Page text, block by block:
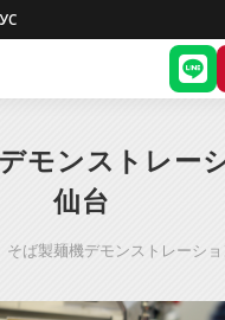
モンストレー
仙台
そば製麺機デモンストレーシ